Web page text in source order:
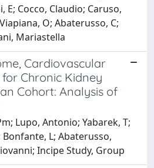
E; Cocco, Claudio; Caruso,
O; Abaterusso, C;
Mariastella
Cardiovascular
for Chronic Kidney
Cohort: Analysis of
Lupo, Antonio; Yabarek, T;
L; Abaterusso,
Incipe Study, Group